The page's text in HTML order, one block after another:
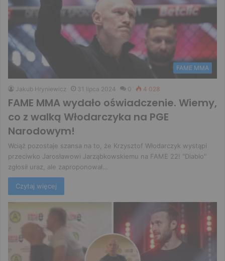
FAME MMA
Jakub Hryniewicz 31 lipca 2024 0 4 028
FAME MMA wydało oświadczenie. Wiemy,
co z walką Włodarczyka na PGE
Narodowym!
Wciąż pozostaje szansa na to, że Krzysztof Włodarczyk wystąpi
przeciwko Jarosławowi Jarząbkowskiemu na FAME 22! "Diablo"
zgłosił uraz, ale zaproponował…
Czytaj więcej